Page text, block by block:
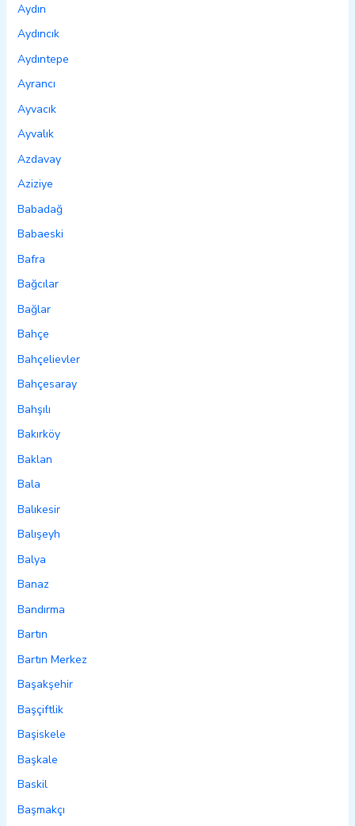
Aydın
Aydıncık
Aydıntepe
Ayrancı
Ayvacık
Ayvalık
Azdavay
Aziziye
Babadağ
Babaeski
Bafra
Bağcılar
Bağlar
Bahçe
Bahçelievler
Bahçesaray
Bahşılı
Bakırköy
Baklan
Bala
Balıkesir
Balışeyh
Balya
Banaz
Bandırma
Bartın
Bartın Merkez
Başakşehir
Başçiftlik
Başiskele
Başkale
Baskil
Başmakçı